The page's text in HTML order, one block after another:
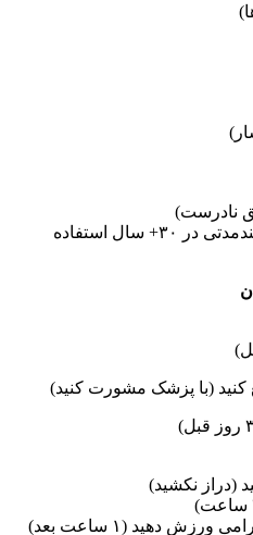
نادرست)
هیچ عارضه جانبی بلندمدتی در ۳۰+ سال استفاده
کنید (با پزشک مشورت کنید)
دهید (۱ ساعت بعد)